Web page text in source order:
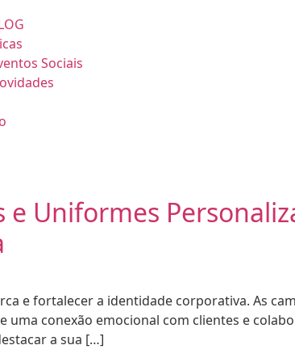
Sociais
Uniformes
e fortalecer a identidade corporativa. As
conexão emocional com clientes e
a sua […]